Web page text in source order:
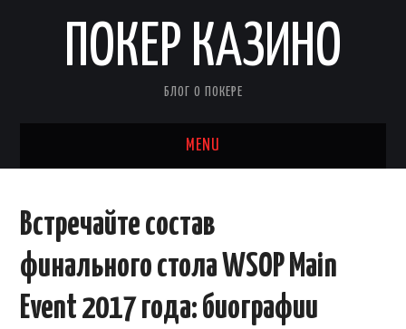
ПОКЕР КАЗИНО
БЛОГ О ПОКЕРЕ
MENU
СОВЕТЫ ПО ПОКЕРУ
Встречайте состав
финального стола WSOP Main
Event 2017 года: биографии